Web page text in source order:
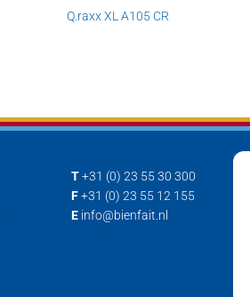
Q.raxx XL A105 CR
T +31 (0) 23 55 30 300
F +31 (0) 23 55 12 155
E info@bienfait.nl